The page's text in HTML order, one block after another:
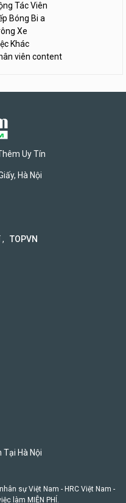
Tác Viên
Bóng Bi a
Xe
Khác
viên content
Uy Tín
Hà Nội
, TOPVN
Tại Hà Nội
sự Việt Nam - HRC Việt Nam -
làm MIỄN PHÍ.